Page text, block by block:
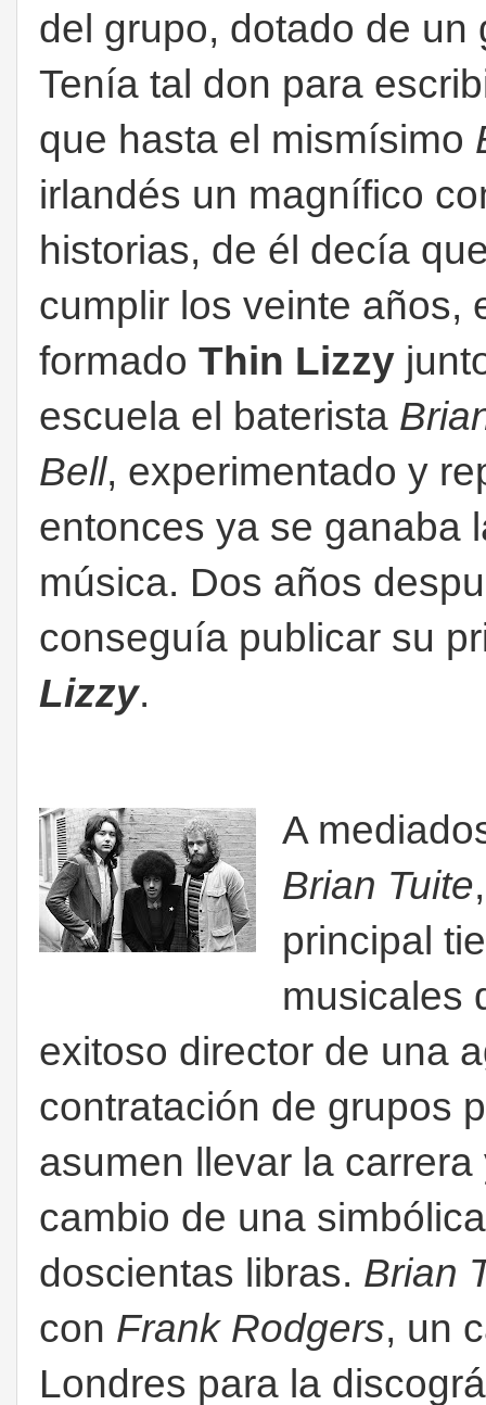
del grupo, dotado de un
Tenía tal don para
que hasta el mismísimo
irlandés un magnífico
historias, de él decía
cumplir los veinte años,
formado Thin Lizzy
escuela el baterista
Bell, experimentado y
entonces ya se ganaba
música. Dos años
conseguía publicar su
Lizzy.
A
Brian Tuite
principal
musicales
exitoso director de una
contratación de grupos
asumen llevar la
cambio de una
doscientas libras. Brian
con Frank Rodgers, un
Londres para la